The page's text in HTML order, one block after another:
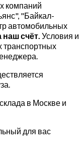
компаний
"Байкал-
автомобильных
наш счёт. Условия и
транспортных
в Москве и
для вас